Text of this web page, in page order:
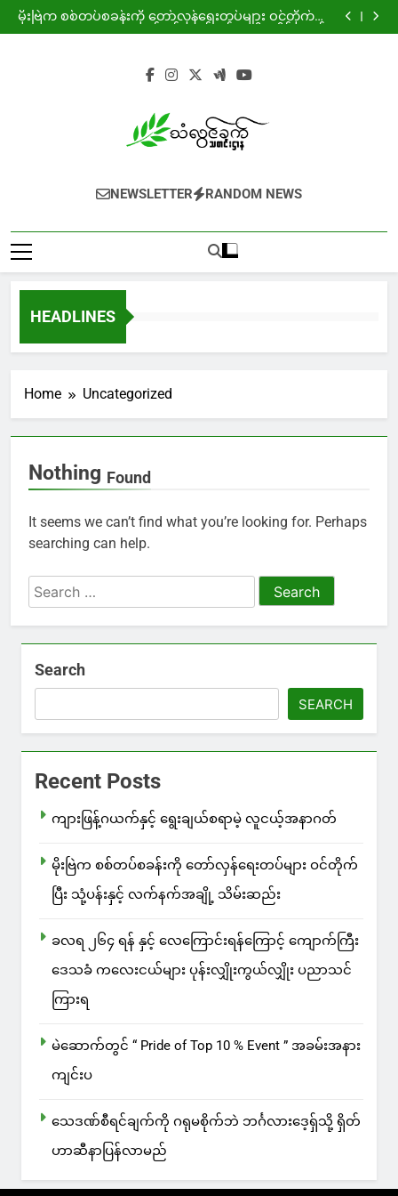
Skip
to
မိုးဗြဲက စစ်တပ်စခန်းကို တော်လှန်ရေးတပ်များ ဝင်တိုက်ပြီး
သုံ့ပန်းနှင့် လက်နက်အချို့ သိမ်းဆည်း
ခလရ ၂၆၄ ရန် နှင့် လေကြောင်းရန်ကြောင့် ကျောက်ကြီး
ကျားဖြန့်ဂယက်နှင့် ရွေးချယ်စရာမဲ့ လူငယ့်အနာဂတ်
မိုးဗြဲက စစ်တပ်စခန်းကို တော်လှန်ရေးတပ်များ ဝင်တိုက်ပြီး
ဒေသခံ ကလေးငယ်များ ပုန်းလျှိုးကွယ်လျှိုး ပညာသင်ကြား
မဲဆောက်တွင် “ Pride of Top 10 % Event ” အခမ်းအနား
NEWSLETTER RANDOM NEWS
HEADLINES
Home Uncategorized
Nothing Found
It seems we can’t find what you’re looking for. Perhaps
searching can help.
Search
for:
Search
SEARCH
Recent Posts
ကျားဖြန့်ဂယက်နှင့် ရွေးချယ်စရာမဲ့ လူငယ့်အနာဂတ်
မိုးဗြဲက စစ်တပ်စခန်းကို တော်လှန်ရေးတပ်များ ဝင်တိုက်
ပြီး သုံ့ပန်းနှင့် လက်နက်အချို့ သိမ်းဆည်း
ခလရ ၂၆၄ ရန် နှင့် လေကြောင်းရန်ကြောင့် ကျောက်ကြီး
ဒေသခံ ကလေးငယ်များ ပုန်းလျှိုးကွယ်လျှိုး ပညာသင်
ကြားရ
မဲဆောက်တွင် “ Pride of Top 10 % Event ” အခမ်းအနား
ကျင်းပ
သေဒဏ်စီရင်ချက်ကို ဂရုမစိုက်ဘဲ ဘင်္ဂလားဒေ့ရှ်သို့ ရှိတ်
ဟာဆီနာပြန်လာမည်